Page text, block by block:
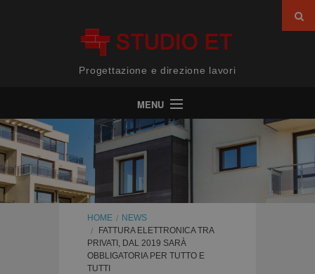
Progettazione e direzione lavori
MENU
Home
Chi siamo
Servizi
HOME
NEWS
FATTURA ELETTRONICA TRA
PRIVATI, DAL 2019 SARÀ
OBBLIGATORIA PER TUTTO E
TUTTI